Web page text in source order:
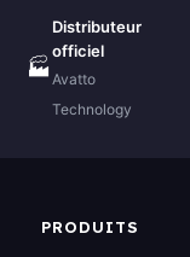
🏭
Distributeur
officiel
Avatto
Technology
PRODUITS